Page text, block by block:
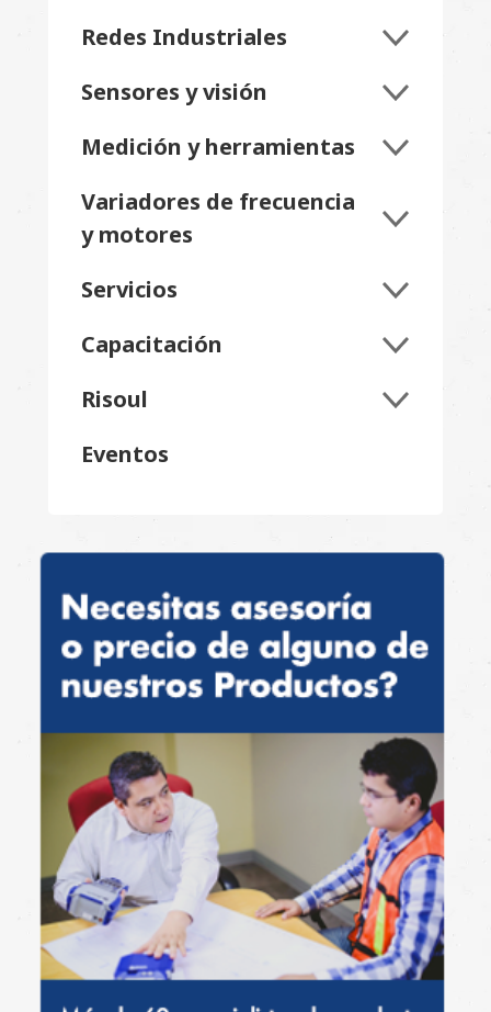
Redes Industriales
Sensores y visión
Medición y herramientas
Variadores de frecuencia
y motores
Servicios
Capacitación
Risoul
Eventos